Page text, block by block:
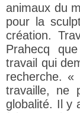
animaux du
pour la
création.
Prahecq
travail qui
recherche. «
travaille, ne
globalité. Il y